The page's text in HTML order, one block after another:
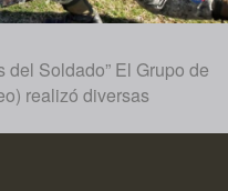
del Soldado” El Grupo de
realizó diversas